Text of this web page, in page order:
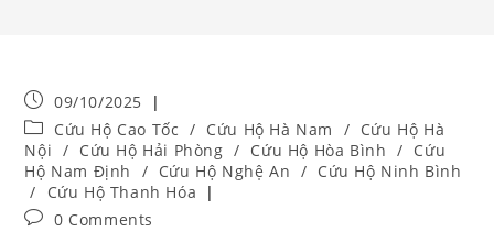
09/10/2025
Cứu Hộ Cao Tốc / Cứu Hộ Hà Nam / Cứu Hộ Hà
Nội / Cứu Hộ Hải Phòng / Cứu Hộ Hòa Bình / Cứu
Hộ Nam Định
/ Cứu Hộ Nghệ An / Cứu Hộ Ninh Bình
/
Cứu Hộ Thanh Hóa
0 Comments